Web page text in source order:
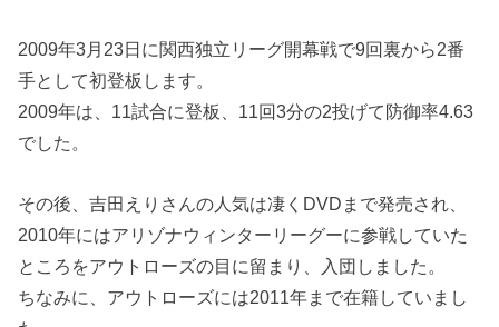
2009年3月23日に関西独立リーグ開幕戦で9回裏から2番
手として初登板します。
2009年は、11試合に登板、11回3分の2投げて防御率4.63
でした。
その後、吉田えりさんの人気は凄くDVDまで発売され、
2010年にはアリゾナウィンターリーグーに参戦していた
ところをアウトローズの目に留まり、入団しました。
ちなみに、アウトローズには2011年まで在籍していまし